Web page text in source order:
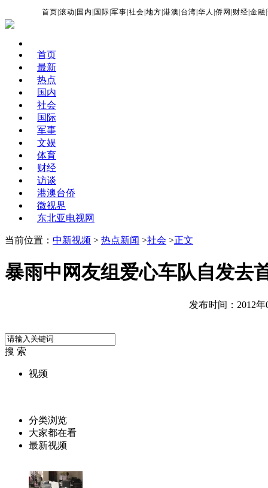
首页 |滚动 国内 国际 |军事 |社会 |地方 |港澳 台湾 |华人 |侨网 财经 |金融 |
首页
最新
热点
国内
社会
国际
军事
文娱
体育
财经
访谈
港澳台侨
微视界
东北亚电视网
当前位置： 中新视频 > 热点新闻 >社会 >正文
暴雨中网友组爱心车队自发去
发布时间：2012年
搜 索
视频
分类浏览
大家都在看
最新视频